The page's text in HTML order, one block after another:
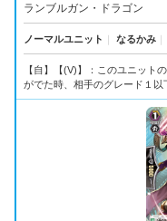
ランブルガン・ドラゴン
ノーマルユニット ｜ なるかみ ｜
【自】【(V)】：このユニット
がでた時、相手のグレード１以